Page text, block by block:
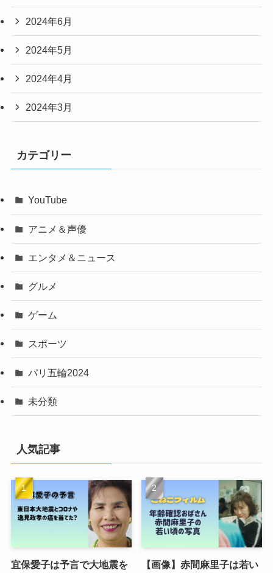
2024年6月
2024年5月
2024年4月
2024年3月
カテゴリー
YouTube
アニメ＆声優
エンタメ＆ニュース
グルメ
ゲーム
スポーツ
パリ五輪2024
未分類
人気記事
宜保愛子は予言で大地震を
【画像】赤間麻里子は若い